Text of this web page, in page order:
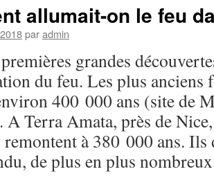
allumait-on le feu
paradmin
grandes
du feu. Les plus anciens
400 000 ans (site de
A Terra Amata, près de
remontent à 380 000 ans.
de plus en plus